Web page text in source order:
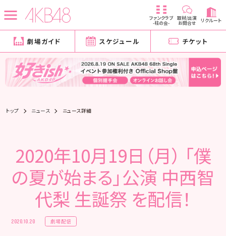
ファンクラブ
-柱の会-
取材/出演
お問合せ リクルート
劇場ガイド スケジュール チケット
トップ ニュース ニュース詳細
2020年10月19日（月） 「僕
の夏が始まる」公演 中西智
代梨 生誕祭 を配信！
2020.10.20 劇場配信